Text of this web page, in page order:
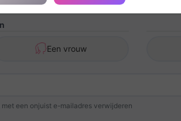
Een vrouw
een onjuist e-mailadres verwijderen